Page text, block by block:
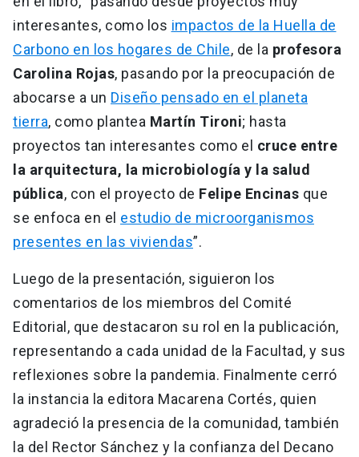
interesantes, como los impactos de la Huella de
Carbono en los hogares de Chile, de la profesora
Carolina Rojas, pasando por la preocupación de
abocarse a un Diseño pensado en el planeta
tierra, como plantea Martín Tironi; hasta
proyectos tan interesantes como el cruce entre
la arquitectura, la microbiología y la salud
pública, con el proyecto de Felipe Encinas que
se enfoca en el estudio de microorganismos
presentes en las viviendas”.
Luego de la presentación, siguieron los
comentarios de los miembros del Comité
Editorial, que destacaron su rol en la publicación,
representando a cada unidad de la Facultad, y sus
reflexiones sobre la pandemia. Finalmente cerró
la instancia la editora Macarena Cortés, quien
agradeció la presencia de la comunidad, también
la del Rector Sánchez y la confianza del Decano